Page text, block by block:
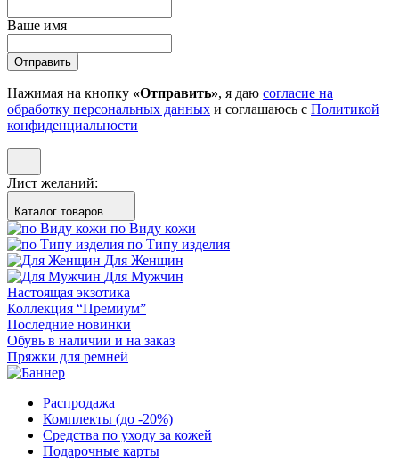
Ваше имя
Отправить
Нажимая на кнопку «Отправить», я даю согласие на
обработку персональных данных и соглашаюсь с Политикой
конфиденциальности
Лист желаний:
Каталог товаров
по Виду кожи
по Типу изделия
Для Женщин
Для Мужчин
Настоящая экзотика
Коллекция “Премиум”
Последние новинки
Обувь в наличии и на заказ
Пряжки для ремней
Распродажа
Комплекты (до -20%)
Средства по уходу за кожей
Подарочные карты